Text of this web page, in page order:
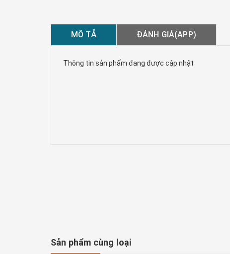
MÔ TẢ ĐÁNH GIÁ(APP)
Thông tin sản phẩm đang được cập nhật
Sản phẩm cùng loại